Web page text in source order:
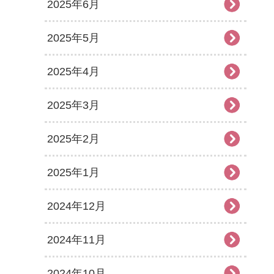
2025年6月
2025年5月
2025年4月
2025年3月
2025年2月
2025年1月
2024年12月
2024年11月